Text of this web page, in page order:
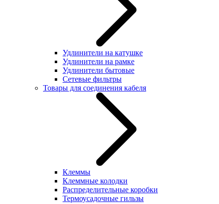
Удлинители на катушке
Удлинители на рамке
Удлинители бытовые
Сетевые фильтры
Товары для соединения кабеля
Клеммы
Клеммные колодки
Распределительные коробки
Термоусадочные гильзы